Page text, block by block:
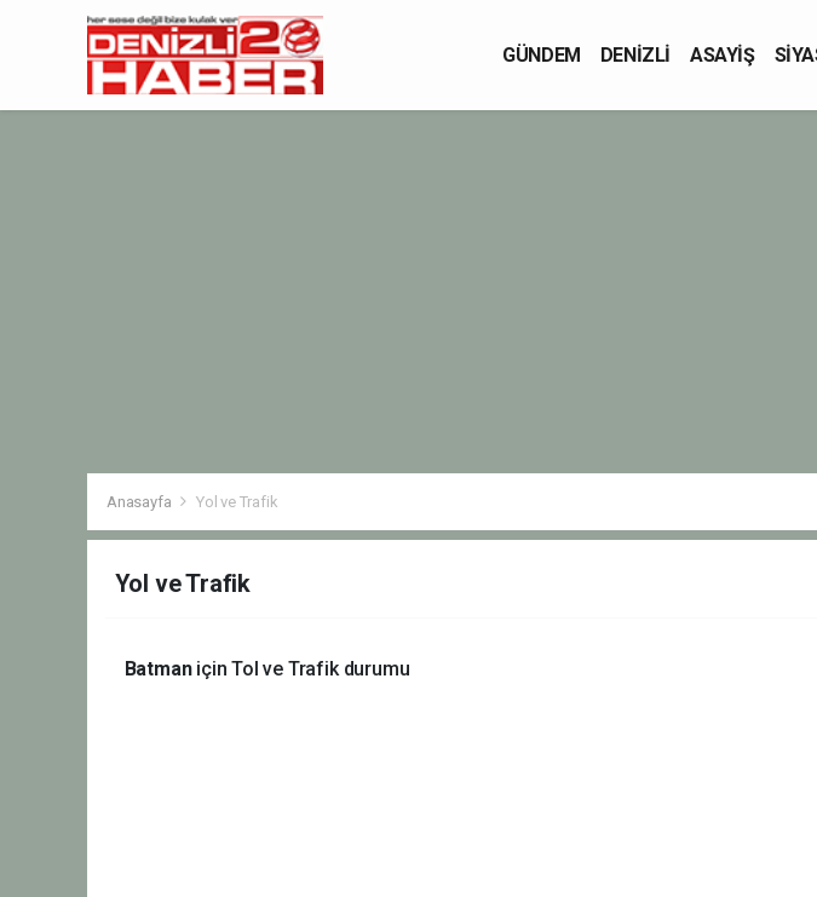
GÜNDEM DENİZLİ ASAYİŞ
Anasayfa Yol ve Trafik
Yol ve Trafik
Batman için Tol ve Trafik durumu